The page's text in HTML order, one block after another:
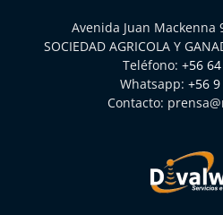
Avenida Juan Mackenna
SOCIEDAD AGRICOLA Y
Teléfono: +56
Whatsapp: +56
Contacto: